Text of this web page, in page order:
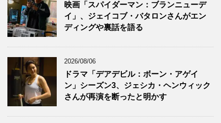
映画「スパイダーマン：ブランニューデ
イ」、ジェイコブ・バタロンさんがエン
ディングや裏話を語る
2026/08/06
ドラマ「デアデビル：ボーン・アゲイ
ン」シーズン3、ジェシカ・ヘンウィック
さんが再演を断ったと明かす